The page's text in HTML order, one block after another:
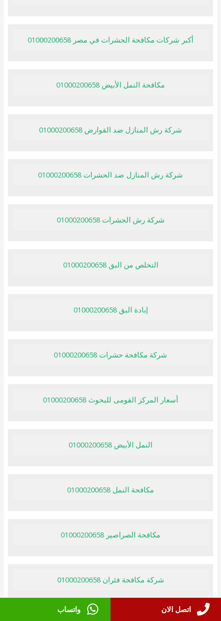
أكبر شركات مكافحة الحشرات في مصر 01000200658
مكافحة النمل الأبيض 01000200658
شركة رش المنازل ضد القوارض 01000200658
شركة رش المنازل ضد الحشرات 01000200658
شركة رش الحشرات 01000200658
التخلص من البق 01000200658
إبادة البق 01000200658
شركة مكافحة حشرات 01000200658
أسعار المركز القومى للبحوث 01000200658
النمل الأبيض 01000200658
مكافحة النمل 01000200658
مكافحة الصراصير 01000200658
شركة مكافحة فئران 01000200658
اتصل الان واتساب